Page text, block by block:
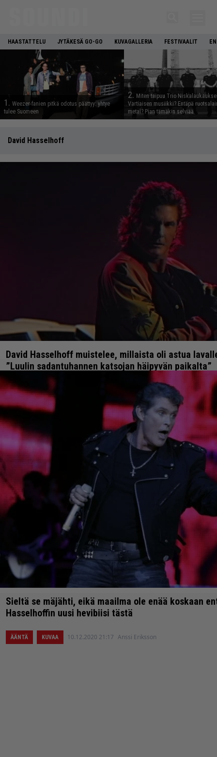
HAASTATTELU JYTÄKESÄ GO-GO KUVAGALLERIA FESTIVAALIT
1. Weezer-fanien pitkä odotus päättyy: yhtye
tulee Suomeen
2. Miten taipuu Trio
Vartiaisen musiikki? Entäpä
metal? Pian tämäkin selviää
David Hasselhoff
David Hasselhoff muistelee, millaista oli astua
”Luulin sadantuhannen katsojan häipyvän paikalta”
ASIAA 18.12.2020 21:50
Sieltä se mäjähti, eikä maailma ole enää koskaan
Hasselhoffin uusi hevibiisi tästä
ÄÄNTÄ KUVAA 10.12.2020 21:17 Anssi Eriksson